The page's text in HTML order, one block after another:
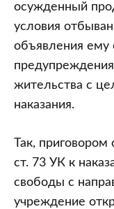
осужденный
условия
объявления ему
жительства с
наказания.
Так, приговором
ст. 73 УК к
свободы с
учреждение